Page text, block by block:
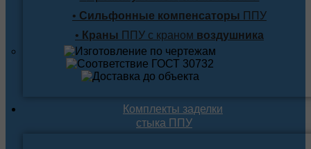
• Сильфонные компенсаторы ППУ
• Краны ППУ с краном воздушника
Комплекты заделки
стыка ППУ